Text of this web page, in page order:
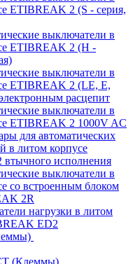
ETIBREAK 2 (S - серия,
выключатели в
ETIBREAK 2 (H -
выключатели в
ETIBREAK 2 (LE, E,
расцепит
выключатели в
ETIBREAK 2 1000V AC
для автоматических
в литом корпусе
исполнения
выключатели в
со встроенным блоком
2R
нагрузки в литом
ED2
(Клеммы)